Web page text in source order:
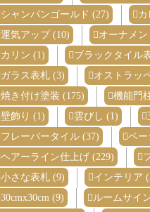
シャンパンゴールド (27)
運気アップ (10)
オーナメン
カリン (1)
ブラックタイル
ガラス表札 (3)
オストラッ
焼き付け塗装 (175)
機能門
壁飾り (1)
雲びし (1)
フレーバータイル (37)
ベー
ヘアーライン仕上げ (229)
小さな表札 (9)
インテリア
30cmx30cm (9)
ルームサイ